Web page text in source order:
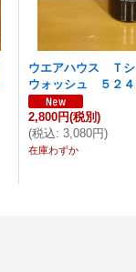
ウエアハウス Ｔシ
ウォッシュ ５２４
2,800円(税別)
(税込: 3,080円)
在庫わずか